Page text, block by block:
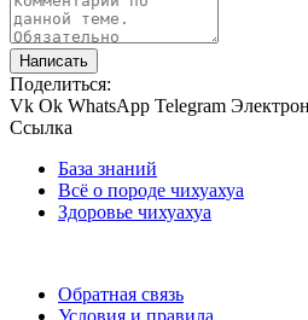
Написать
Поделиться:
Vk Ok WhatsApp Telegram
Ссылка
База знаний
Всё о породе чихуахуа
Здоровье чихуахуа
Обратная связь